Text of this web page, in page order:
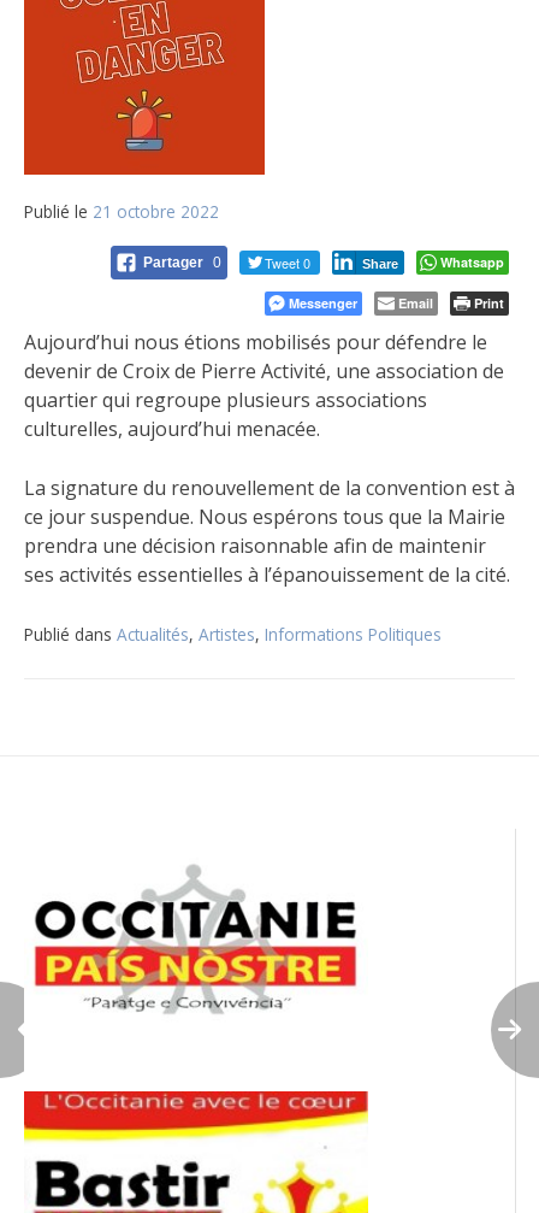
Publié le 21 octobre 2022
Partager 0 Tweet 0 Share Whatsapp
Messenger Email Print
Aujourd’hui nous étions mobilisés pour défendre le
devenir de Croix de Pierre Activité, une association de
quartier qui regroupe plusieurs associations
culturelles, aujourd’hui menacée.
La signature du renouvellement de la convention est à
ce jour suspendue. Nous espérons tous que la Mairie
prendra une décision raisonnable afin de maintenir
ses activités essentielles à l’épanouissement de la cité.
Publié dans Actualités, Artistes, Informations Politiques